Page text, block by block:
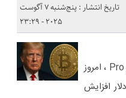
تاریخ انتشار : پنج‌شنبه 7 آگوست
2025 - 23:29
براساس داده های مجله بیت کوین Pro ، امروز
بیت کوین امروز بالاتر از 117.500 دلار افزایش